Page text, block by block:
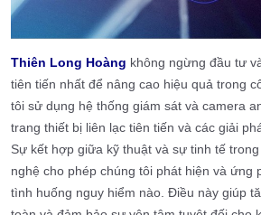
Thiên Long Hoàng không ngừng đầu tư
tiên tiến nhất để nâng cao hiệu quả trong
tôi sử dụng hệ thống giám sát và camera
trang thiết bị liên lạc tiên tiến và các giải
Sự kết hợp giữa kỹ thuật và sự tinh tế
nghệ cho phép chúng tôi phát hiện và ứng
tình huống nguy hiểm nào. Điều này giúp